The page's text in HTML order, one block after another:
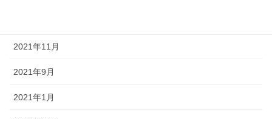
2021年11月
2021年9月
2021年1月